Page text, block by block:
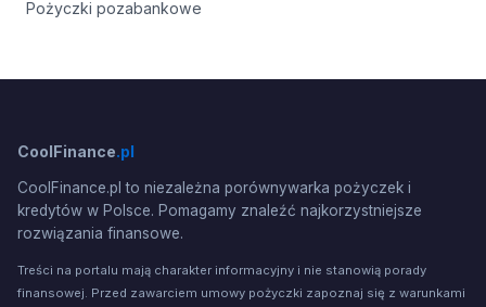
Pożyczki pozabankowe
CoolFinance.pl
CoolFinance.pl to niezależna porównywarka pożyczek i
kredytów w Polsce. Pomagamy znaleźć najkorzystniejsze
rozwiązania finansowe.
Treści na portalu mają charakter informacyjny i nie stanowią porady
finansowej. Przed zawarciem umowy pożyczki zapoznaj się z warunkami